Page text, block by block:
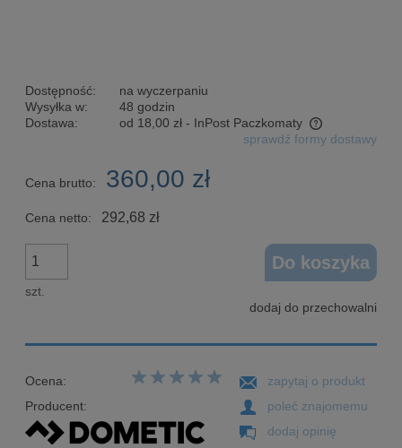
Dostępność:
na wyczerpaniu
Wysyłka w:
48 godzin
Dostawa:
od 18,00 zł - InPost Paczkomaty
Cena nie zawiera ewentualnych kosztów płatnościsprawdź formy dostawy
Cena brutto: 360,00 zł
Cena netto: 292,68 zł
szt.
Do koszyka
dodaj do przechowalni
Ocena:
Producent:
zapytaj o produkt
poleć znajomemu
dodaj opinię